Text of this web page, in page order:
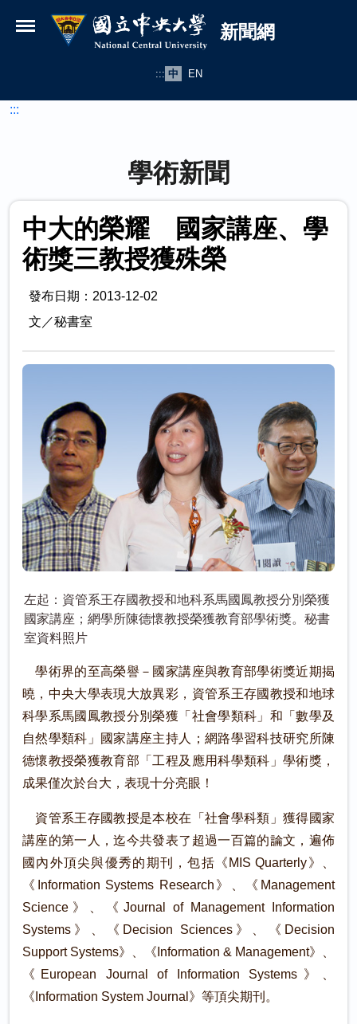
國立中央大學新聞網
新聞網
::: 中 EN
:::
學術新聞
中大的榮耀 國家講座、學
術獎三教授獲殊榮
發布日期：2013-12-02
文／秘書室
左起：資管系王存國教授和地科系馬國鳳教授分別榮獲
國家講座；網學所陳德懷教授榮獲教育部學術獎。秘書
室資料照片
學術界的至高榮譽－國家講座與教育部學術獎近期揭
曉，中央大學表現大放異彩，資管系王存國教授和地球
科學系馬國鳳教授分別榮獲「社會學類科」和「數學及
自然學類科」國家講座主持人；網路學習科技研究所陳
德懷教授榮獲教育部「工程及應用科學類科」學術獎，
成果僅次於台大，表現十分亮眼！
資管系王存國教授是本校在「社會學科類」獲得國家
講座的第一人，迄今共發表了超過一百篇的論文，遍佈
國內外頂尖與優秀的期刊，包括《MIS Quarterly》、
《Information Systems Research》、《Management
Science》、《Journal of Management Information
Systems》、《Decision Sciences》、《Decision
Support Systems》、《Information & Management》、
《European Journal of Information Systems》、
《Information System Journal》等頂尖期刊。